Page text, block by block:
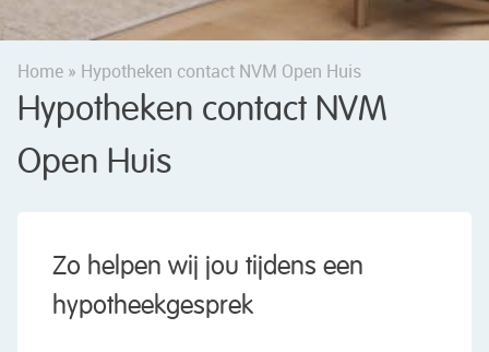
Home » Hypotheken contact NVM Open Huis
Hypotheken contact NVM
Open Huis
Zo helpen wij jou tijdens een
hypotheekgesprek